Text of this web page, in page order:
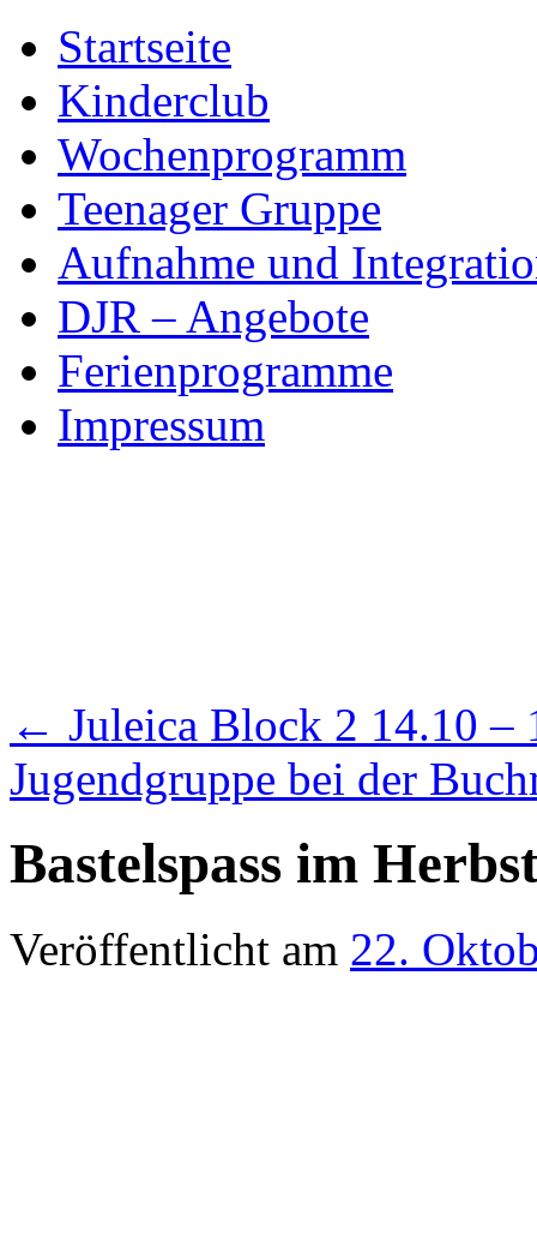
to
contentStartseite
Kinderclub
Wochenprogramm
Teenager Gruppe
Aufnahme und
DJR – Angebote
Ferienprogramme
Impressum
← Juleica Block 2 14.10 –
Jugendgruppe bei der
Bastelspass im
Veröffentlicht am 22.